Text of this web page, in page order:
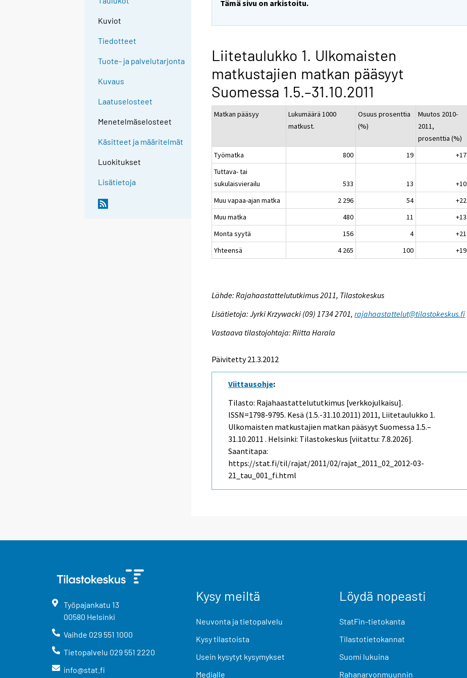
Kuviot
Tiedotteet
Tuote- ja palvelutarjonta
Kuvaus
Laatuselosteet
Menetelmäselosteet
Käsitteet ja määritelmät
Luokitukset
Lisätietoja
Tämä sivu on arkistoitu.
Liitetaulukko 1. Ulkomaisten
matkustajien matkan pääsyyt
Suomessa 1.5.–31.10.2011
Matkan pääsyy
Lukumäärä 1000
matkust.
Osuus prosenttia
(%)
Muutos 2010-
2011,
prosenttia (%)
Työmatka
800 19
+17
Tuttava- tai
sukulaisvierailu
533 13
+10
Muu vapaa-ajan matka
2 296 54
+22
Muu matka
480 11
+13
Monta syytä
156 4
+21
Yhteensä
4 265 100 +19
Lähde: Rajahaastattelututkimus 2011, Tilastokeskus
Lisätietoja: Jyrki Krzywacki (09) 1734 2701,rajahaastattelut@tilastokeskus.fi
Vastaava tilastojohtaja: Riitta Harala
Päivitetty 21.3.2012
Viittausohje:
Tilasto: Rajahaastattelututkimus [verkkojulkaisu].
ISSN=1798-9795. Kesä (1.5.-31.10.2011) 2011, Liitetaulukko 1.
Ulkomaisten matkustajien matkan pääsyyt Suomessa 1.5.–
31.10.2011 . Helsinki: Tilastokeskus [viitattu: 7.8.2026].
Saantitapa:
https://stat.fi/til/rajat/2011/02/rajat_2011_02_2012-03-
21_tau_001_fi.html
Työpajankatu 13
00580 Helsinki
Vaihde 029 551 1000
Tietopalvelu 029 551 2220
info@stat.fi
Kysy meiltä
Neuvonta ja tietopalvelu
Kysy tilastoista
Usein kysytyt kysymykset
Medialle
Löydä nopeasti
StatFin-tietokanta
Tilastotietokannat
Suomi lukuina
Rahanarvonmuunnin